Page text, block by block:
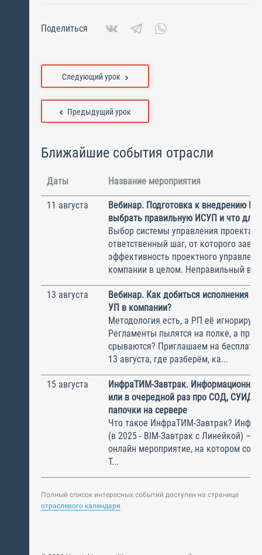
Поделиться
Предыдущий урок
Следующий урок
Ближайшие события отрасли
Даты Название мероприятия
11 августа
Вебинар. Подготовка к внедрению
выбрать правильную ИСУП и что для
Выбор системы управления
ответственный шаг, от которого
эффективность проектного
компании в целом. Неправильный
13 августа
Вебинар. Как добиться исполнения
УП в компании?
Методология есть, а РП её
Регламенты пылятся на полке, а
срываются? Приглашаем на
13 августа, где разберём, ка...
15 августа
ИнфраТИМ-Завтрак.
или в очередной раз про СОД, СУИД и
папочки на сервере
Что такое ИнфраТИМ-Завтрак?
(в 2025 - BIM-Завтрак с Линейкой) –
онлайн мероприятие, на котором
Т...
Полный список интересных событий доступен на странице
отраслевого календаря